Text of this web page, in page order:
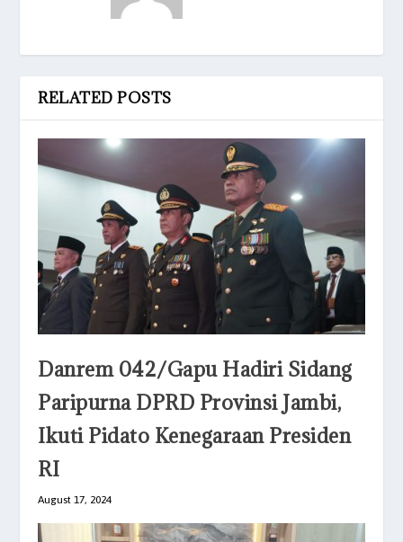
RELATED POSTS
Danrem 042/Gapu Hadiri Sidang
Paripurna DPRD Provinsi Jambi,
Ikuti Pidato Kenegaraan Presiden
RI
August 17, 2024